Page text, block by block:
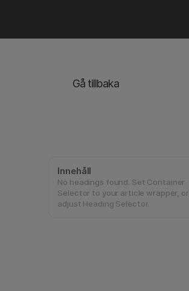
Gå tillbaka
Innehåll
No headings found. Set Container
Selector to your article wrapper, or
adjust Heading Selector.